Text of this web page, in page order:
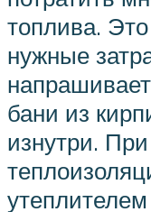
топлива.
нужные
бани из
изнутри.